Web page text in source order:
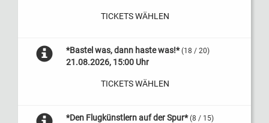
TICKETS WÄHLEN
*Bastel was, dann haste was!* (18 / 20)
21.08.2026, 15:00 Uhr
TICKETS WÄHLEN
*Den Flugkünstlern auf der Spur* (8 / 15)